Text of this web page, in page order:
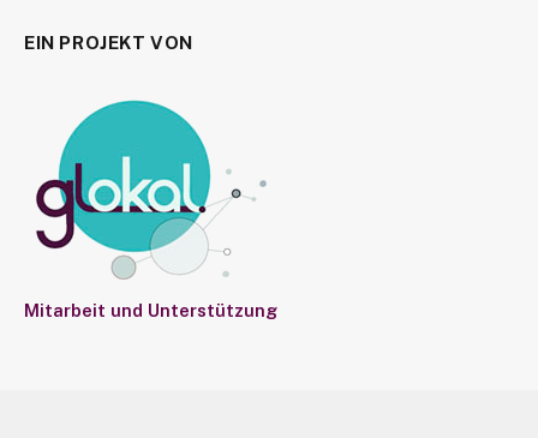
EIN PROJEKT VON
Mitarbeit und Unterstützung